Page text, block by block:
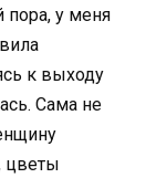
пора, у меня
к выходу
Сама не
цветы